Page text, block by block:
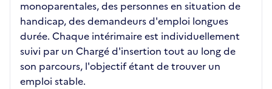
monoparentales, des personnes en situation de
handicap, des demandeurs d'emploi longues
durée. Chaque intérimaire est individuellement
suivi par un Chargé d'insertion tout au long de
son parcours, l'objectif étant de trouver un
emploi stable.